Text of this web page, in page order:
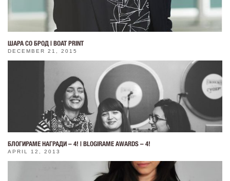
ШАРА СО БРОД | BOAT PRINT
DECEMBER 21, 2015
БЛОГИРАМЕ НАГРАДИ – 4! | BLOGIRAME AWARDS – 4!
APRIL 12, 2013